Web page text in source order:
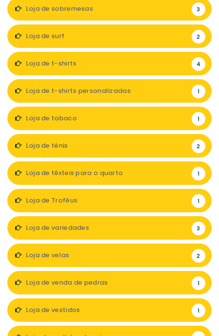
Loja de sobremesas 3
Loja de surf 2
Loja de t-shirts 4
Loja de t-shirts personalizadas 1
Loja de tabaco 1
Loja de ténis 2
Loja de têxteis para o quarto 1
Loja de Troféus 1
Loja de variedades 3
Loja de velas 2
Loja de venda de pedras 1
Loja de vestidos 1